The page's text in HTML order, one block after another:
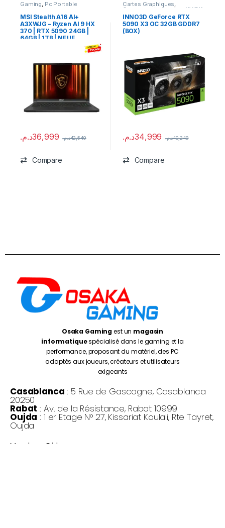
Gaming, Pc Portable
MSI Stealth A16 AI+
A3XWJG – Ryzen AI 9 HX
370 | RTX 5090 24GB |
64GB | 1TB | NEUF
36,999د.م. 42,549د.م.
Compare
Cartes Graphiques,
Composants Gaming NVIDIA
INNO3D GeForce RTX
5090 X3 OC 32GB GDDR7
(BOX)
34,999د.م. 40,249د.م.
Compare
Osaka Gamingest un magasin
informatiquespécialisé dans le gaming et la
performance, proposant du matériel, des PC
adaptés aux joueurs, créateurs et utilisateurs
exigeants
Casablanca : 5 Rue de Gascogne, Casablanca
20250
Rabat : Av. de la Résistance, Rabat 10999
Oujda : 1 er Etage N° 27, Kissariat Koulali, Rte Tayret,
Oujda
Monday – Friday: